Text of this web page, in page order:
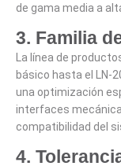
de gama media a
3. Familia
La línea de
básico hasta el LN-
una optimización
interfaces
compatibilidad del
4.